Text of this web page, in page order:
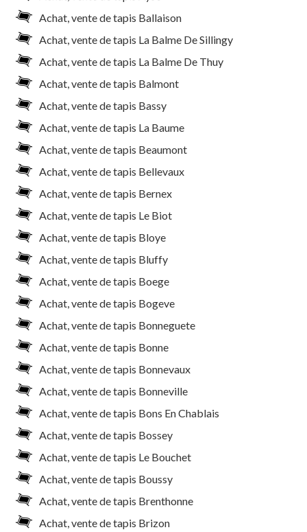
Achat, vente de tapis Ballaison
Achat, vente de tapis La Balme De Sillingy
Achat, vente de tapis La Balme De Thuy
Achat, vente de tapis Balmont
Achat, vente de tapis Bassy
Achat, vente de tapis La Baume
Achat, vente de tapis Beaumont
Achat, vente de tapis Bellevaux
Achat, vente de tapis Bernex
Achat, vente de tapis Le Biot
Achat, vente de tapis Bloye
Achat, vente de tapis Bluffy
Achat, vente de tapis Boege
Achat, vente de tapis Bogeve
Achat, vente de tapis Bonneguete
Achat, vente de tapis Bonne
Achat, vente de tapis Bonnevaux
Achat, vente de tapis Bonneville
Achat, vente de tapis Bons En Chablais
Achat, vente de tapis Bossey
Achat, vente de tapis Le Bouchet
Achat, vente de tapis Boussy
Achat, vente de tapis Brenthonne
Achat, vente de tapis Brizon